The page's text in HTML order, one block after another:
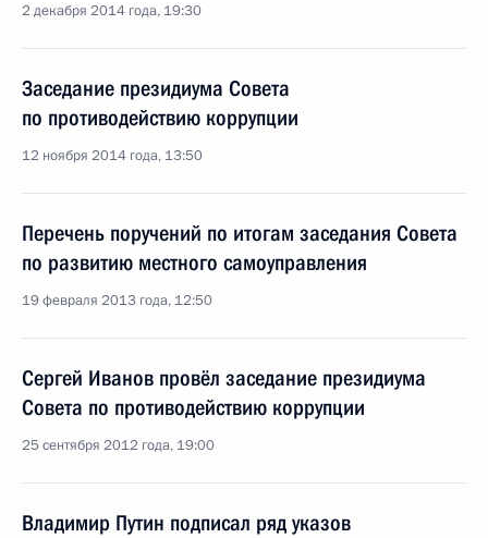
2 декабря 2014 года, 19:30
Заседание президиума Совета
по противодействию коррупции
12 ноября 2014 года, 13:50
Перечень поручений по итогам заседания Совета
по развитию местного самоуправления
19 февраля 2013 года, 12:50
Сергей Иванов провёл заседание президиума
Совета по противодействию коррупции
25 сентября 2012 года, 19:00
Владимир Путин подписал ряд указов